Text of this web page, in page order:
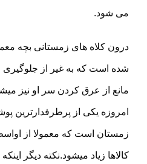
می شود.
درون کلاه های زمستانی بچه
شده است که به غیر از
مانع از عرق کردن سر او نیز
امروزه یکی از پرطرفدارترین
زمستان است که معمولا از
کالاها زیاد میشود.نکته دیگر